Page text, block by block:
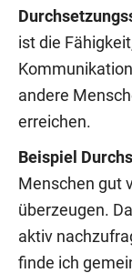
ist die
andere
erreichen.
Beispiel
Menschen gut
überzeugen.
aktiv
finde ich